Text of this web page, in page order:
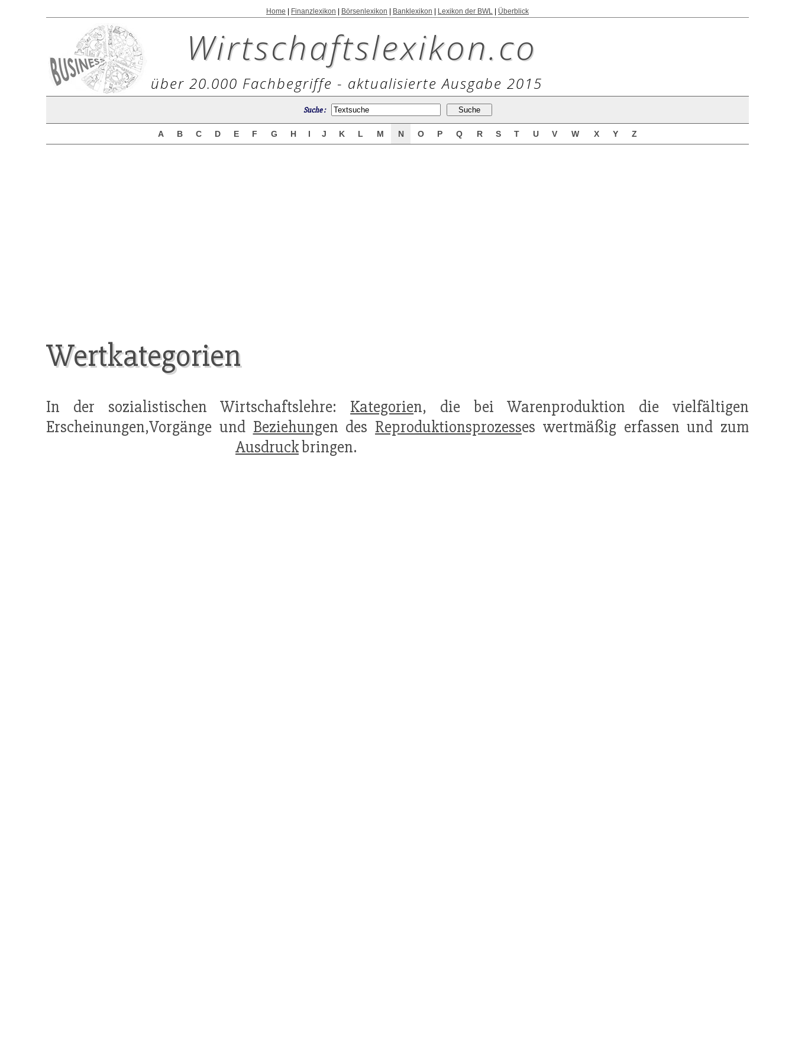
Home Finanzlexikon Börsenlexikon Banklexikon Lexikon der BWL Überblick
Wirtschaftslexikon.co
über 20.000 Fachbegriffe - aktualisierte Ausgabe 2015
Suche :
A B C D E F G H I J K L M N O P Q R S T U V W X Y Z
Wertkategorien
In der sozialistischen Wirtschaftslehre: Kategorien, die bei Warenproduktion die vielfältigen
Erscheinungen,Vorgänge und Beziehungen des Reproduktionsprozesses wertmäßig erfassen und zum
Ausdruckbringen.